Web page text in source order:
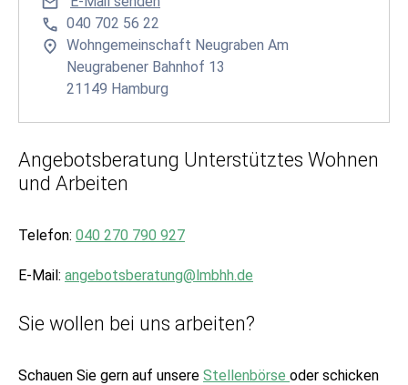
040 702 56 22
Wohngemeinschaft Neugraben Am
Neugrabener Bahnhof 13
21149 Hamburg
Angebotsberatung Unterstütztes Wohnen
und Arbeiten
Telefon: 040 270 790 927
E-Mail: angebotsberatung@lmbhh.de
Sie wollen bei uns arbeiten?
Schauen Sie gern auf unsere Stellenbörse oder schicken